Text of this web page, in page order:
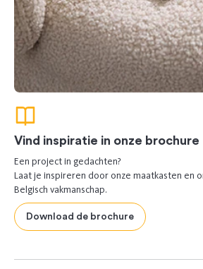
Vind inspiratie in onze brochure
Een project in gedachten?
Laat je inspireren door onze maatkasten en
Belgisch vakmanschap.
Download de brochure